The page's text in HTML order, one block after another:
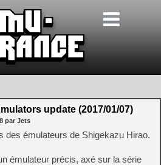
update (2017/01/07)
par Jets
des émulateurs de Shigekazu Hirao.
émulateur précis, axé sur la série